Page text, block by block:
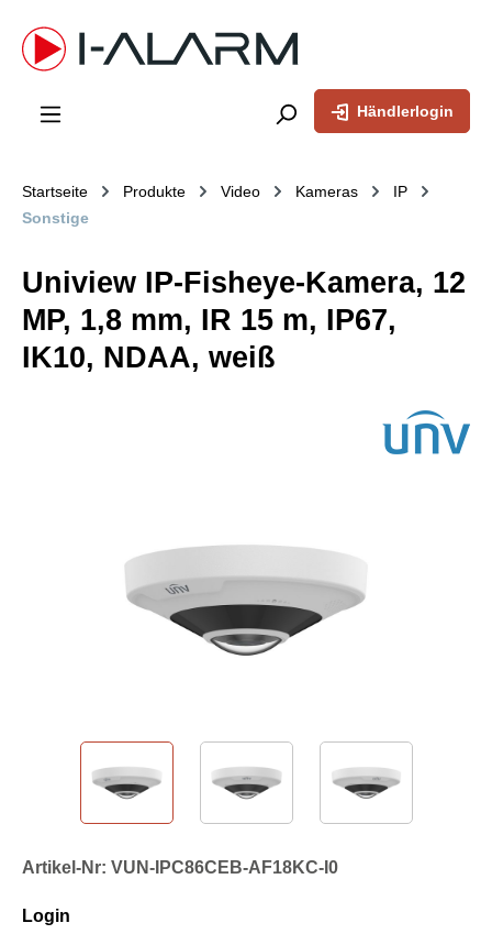
springen
Händlerlogin
Startseite Produkte Video Kameras
IP
Sonstige
Uniview IP-Fisheye-Kamera, 12
MP, 1,8 mm, IR 15 m, IP67,
IK10, NDAA, weiß
Artikel-Nr: VUN-IPC86CEB-AF18KC-I0
Login